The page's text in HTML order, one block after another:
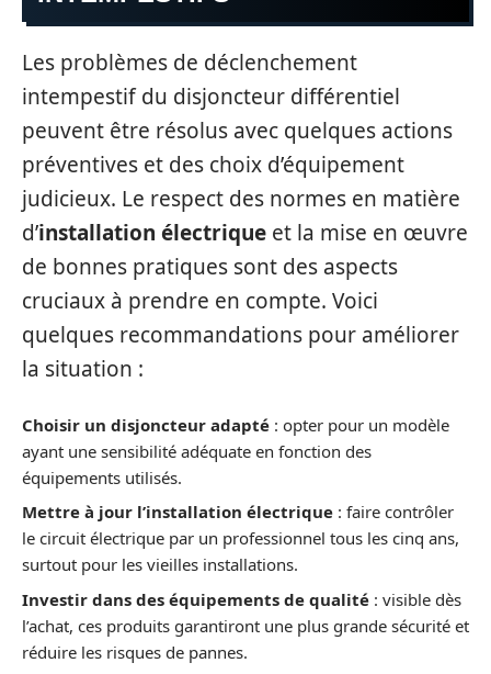
Les problèmes de déclenchement
intempestif du disjoncteur différentiel
peuvent être résolus avec quelques actions
préventives et des choix d’équipement
judicieux. Le respect des normes en matière
d’installation électrique et la mise en œuvre
de bonnes pratiques sont des aspects
cruciaux à prendre en compte. Voici
quelques recommandations pour améliorer
la situation :
Choisir un disjoncteur adapté : opter pour un modèle
ayant une sensibilité adéquate en fonction des
équipements utilisés.
Mettre à jour l’installation électrique : faire contrôler
le circuit électrique par un professionnel tous les cinq ans,
surtout pour les vieilles installations.
Investir dans des équipements de qualité : visible dès
l’achat, ces produits garantiront une plus grande sécurité et
réduire les risques de pannes.